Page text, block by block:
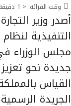
وقت القرائه: < 1
أصدر وزير
التنفيذية
جديدة نحو
القياس
الجريدة